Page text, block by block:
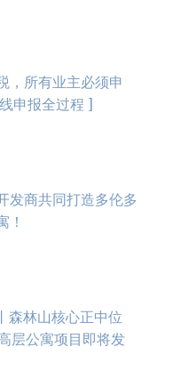
，所有业主必须申
申报全过程 ]
发商共同打造多伦多
！
林山核心正中位
层公寓项目即将发